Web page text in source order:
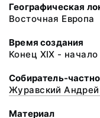
Географическая
Восточная Европа
Время создания
Конец XIX - начало
Собиратель-
Журавский
Материал